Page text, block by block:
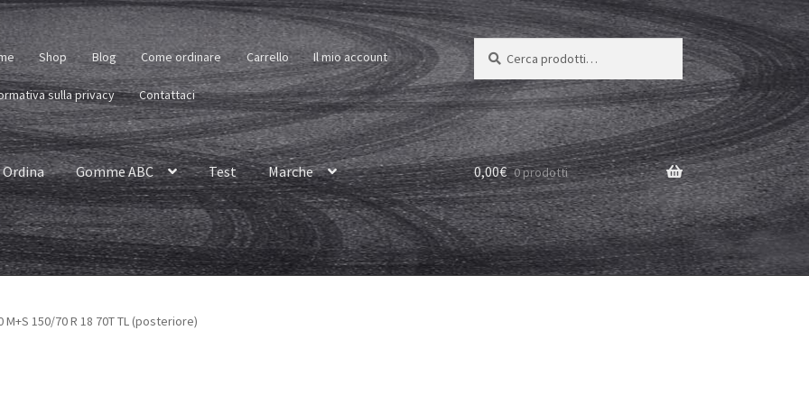
Shop Blog Come ordinare Carrello Il mio account
sulla privacy Contattaci
Cerca:
Cerca
Ordina Gomme ABC Test Marche 0,00€ 0 prodotti
M+S 150/70 R 18 70T TL (posteriore)